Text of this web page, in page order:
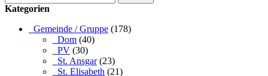
nach:
Kategorien
_Gemeinde / Gruppe (178)
_Dom (40)
_PV (30)
_St. Ansgar(23)
_St. Elisabeth (21)